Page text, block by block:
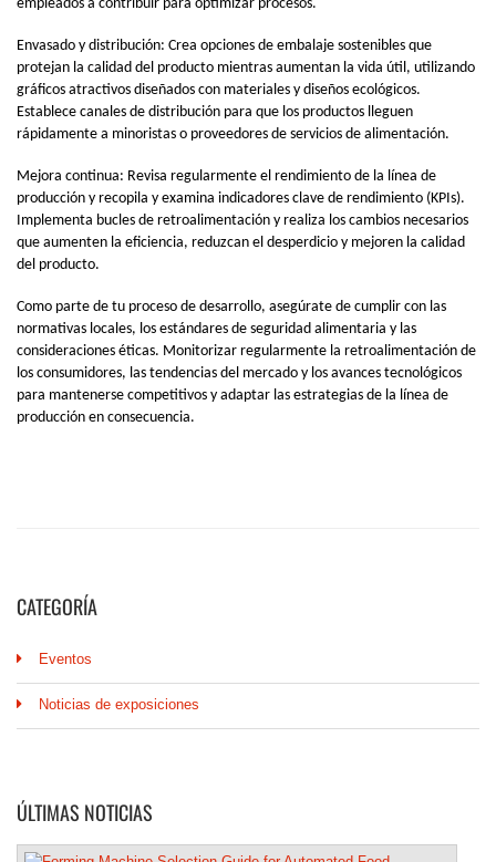
CATEGORÍA
Eventos
Noticias de exposiciones
ÚLTIMAS NOTICIAS